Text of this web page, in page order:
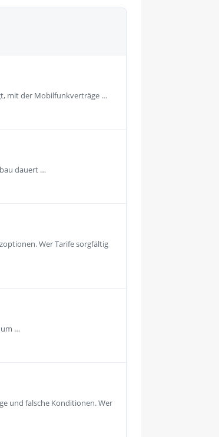
mit der Mobilfunkverträge …
dauert …
Wer Tarife sorgfältig
um …
und falsche Konditionen. Wer